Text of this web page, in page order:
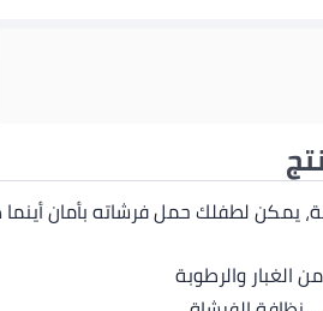
بأمان أينما ذهب. تصميم 3 في 1 عملي يجمع بين الحماية،
الغبار والرطوبة